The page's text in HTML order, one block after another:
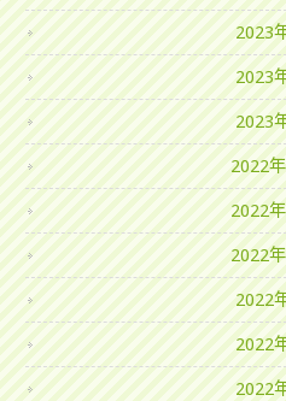
2023
2023
2023
2022
2022
2022
2022
2022
2022